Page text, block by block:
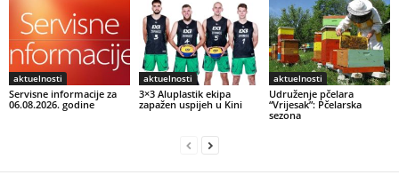
aktuelnosti
Servisne informacije za
06.08.2026. godine
aktuelnosti
3×3 Aluplastik ekipa
zapažen uspijeh u Kini
aktuelnosti
Udruženje pčelara
“Vrijesak”: Pčelarska
sezona